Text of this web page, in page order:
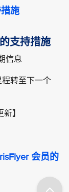
施
支持措施
信息
转至下一个
】
会员的